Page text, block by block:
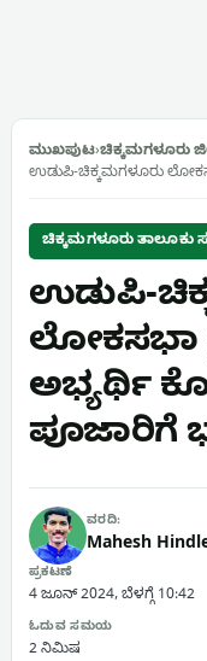
ಮುಖಪುಟ›ಚಿಕ್ಕಮಗಳೂರು
ಉಡುಪಿ-ಚಿಕ್ಕಮಗಳೂರು
ಚಿಕ್ಕಮಗಳೂರು ತಾಲೂಕು
ಉಡುಪಿ-
ಲೋಕಸಭಾ
ಅಭ್ಯರ್ಥಿ
ಪೂಜಾರಿಗೆ
ವರದಿ:
Mahesh
ಪ್ರಕಟಣೆ
4 ಜೂನ್ 2024, ಬೆಳಗ್ಗೆ 10:42
ಓದುವ ಸಮಯ
2 ನಿಮಿಷ